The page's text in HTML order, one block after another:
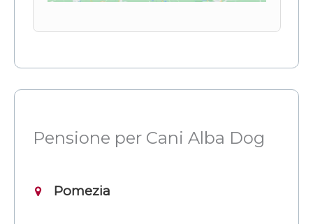
Pensione per Cani Alba Dog
Pomezia